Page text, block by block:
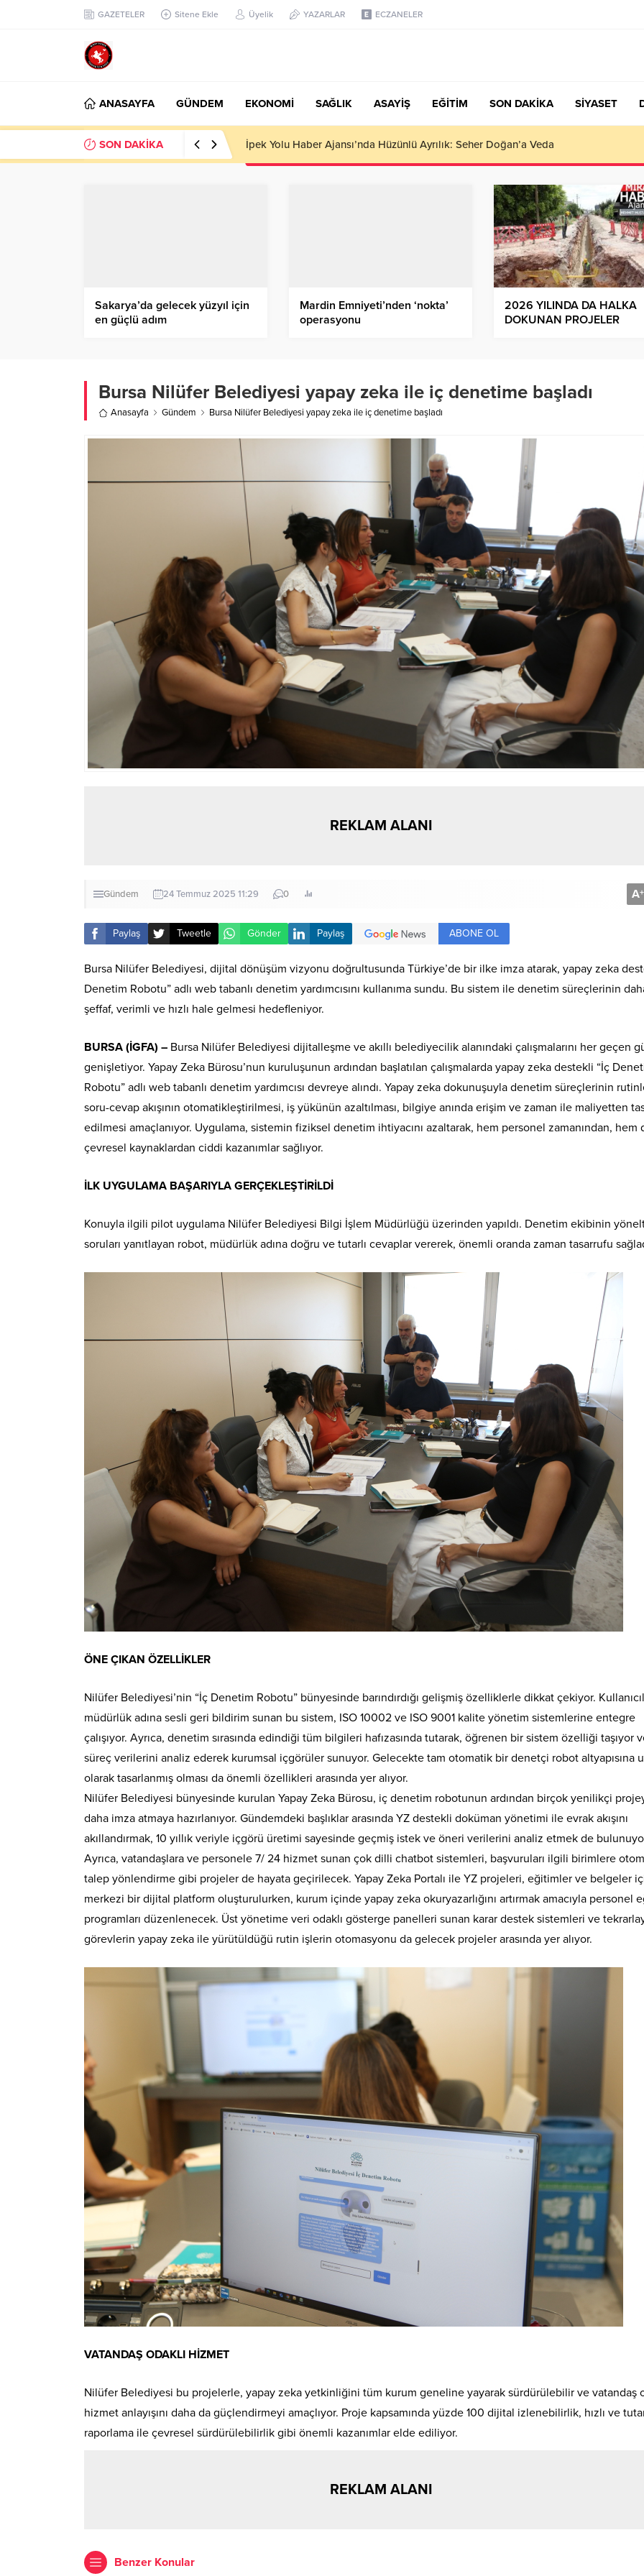
GAZETELER Sitene Ekle Üyelik YAZARLAR ECZANELER
ANASAYFA GÜNDEM EKONOMİ SAĞLIK ASAYİŞ EĞİTİM SON DAKİKA SİYASET
SON DAKİKA Başkan Nihat Öztürk, Şanahan’da Hacı Eryaman’a Misafir Oldu
Sakarya’da gelecek yüzyıl için
en güçlü adım
Mardin Emniyeti’nden ‘nokta’
operasyonu
2026 YILINDA DA HALKA
DOKUNAN PROJELER
Bursa Nilüfer Belediyesi yapay zeka ile iç denetime başladı
Anasayfa Gündem Bursa Nilüfer Belediyesi yapay zeka ile iç denetime başladı
REKLAM ALANI
Gündem 24 Temmuz 2025 11:29 0 A+
Paylaş Tweetle Gönder Paylaş ABONE OL
Bursa Nilüfer Belediyesi, dijital dönüşüm vizyonu doğrultusunda Türkiye’de bir ilke imza atarak, yapay zeka
Denetim Robotu” adlı web tabanlı denetim yardımcısını kullanıma sundu. Bu sistem ile denetim süreçlerinin
şeffaf, verimli ve hızlı hale gelmesi hedefleniyor.
BURSA (İGFA) – Bursa Nilüfer Belediyesi dijitalleşme ve akıllı belediyecilik alanındaki çalışmalarını her geçen
genişletiyor. Yapay Zeka Bürosu’nun kuruluşunun ardından başlatılan çalışmalarda yapay zeka destekli “İç
Robotu” adlı web tabanlı denetim yardımcısı devreye alındı. Yapay zeka dokunuşuyla denetim süreçlerinin
soru-cevap akışının otomatikleştirilmesi, iş yükünün azaltılması, bilgiye anında erişim ve zaman ile maliyetten
edilmesi amaçlanıyor. Uygulama, sistemin fiziksel denetim ihtiyacını azaltarak, hem personel zamanından, hem
çevresel kaynaklardan ciddi kazanımlar sağlıyor.
İLK UYGULAMA BAŞARIYLA GERÇEKLEŞTİRİLDİ
Konuyla ilgili pilot uygulama Nilüfer Belediyesi Bilgi İşlem Müdürlüğü üzerinden yapıldı. Denetim ekibinin
soruları yanıtlayan robot, müdürlük adına doğru ve tutarlı cevaplar vererek, önemli oranda zaman tasarrufu
ÖNE ÇIKAN ÖZELLİKLER
Nilüfer Belediyesi’nin “İç Denetim Robotu” bünyesinde barındırdığı gelişmiş özelliklerle dikkat çekiyor.
müdürlük adına sesli geri bildirim sunan bu sistem, ISO 10002 ve ISO 9001 kalite yönetim sistemlerine entegre
çalışıyor. Ayrıca, denetim sırasında edindiği tüm bilgileri hafızasında tutarak, öğrenen bir sistem özelliği taşıyor
süreç verilerini analiz ederek kurumsal içgörüler sunuyor. Gelecekte tam otomatik bir denetçi robot altyapısına
olarak tasarlanmış olması da önemli özellikleri arasında yer alıyor.
Nilüfer Belediyesi bünyesinde kurulan Yapay Zeka Bürosu, iç denetim robotunun ardından birçok yenilikçi
daha imza atmaya hazırlanıyor. Gündemdeki başlıklar arasında YZ destekli doküman yönetimi ile evrak akışını
akıllandırmak, 10 yıllık veriyle içgörü üretimi sayesinde geçmiş istek ve öneri verilerini analiz etmek de
Ayrıca, vatandaşlara ve personele 7/ 24 hizmet sunan çok dilli chatbot sistemleri, başvuruları ilgili birimlere
talep yönlendirme gibi projeler de hayata geçirilecek. Yapay Zeka Portalı ile YZ projeleri, eğitimler ve belgeler
merkezi bir dijital platform oluşturulurken, kurum içinde yapay zeka okuryazarlığını artırmak amacıyla personel
programları düzenlenecek. Üst yönetime veri odaklı gösterge panelleri sunan karar destek sistemleri ve
görevlerin yapay zeka ile yürütüldüğü rutin işlerin otomasyonu da gelecek projeler arasında yer alıyor.
VATANDAŞ ODAKLI HİZMET
Nilüfer Belediyesi bu projelerle, yapay zeka yetkinliğini tüm kurum geneline yayarak sürdürülebilir ve vatandaş
hizmet anlayışını daha da güçlendirmeyi amaçlıyor. Proje kapsamında yüzde 100 dijital izlenebilirlik, hızlı ve
raporlama ile çevresel sürdürülebilirlik gibi önemli kazanımlar elde ediliyor.
REKLAM ALANI
Benzer Konular